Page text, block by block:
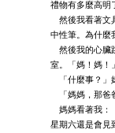
禮物有多麼高明
然後我看著文
中性筆。為什麼
然後我的心臟
室。「媽！媽！
「什麼事？」
「媽媽，那爸
媽媽看著我：
星期六還是會見